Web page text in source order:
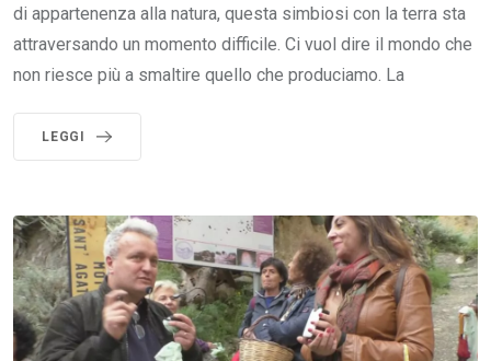
di appartenenza alla natura, questa simbiosi con la terra sta
attraversando un momento difficile. Ci vuol dire il mondo che
non riesce più a smaltire quello che produciamo. La
LEGGI